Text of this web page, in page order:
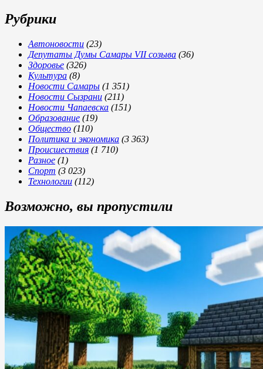
Рубрики
Автоновости (23)
Депутаты Думы Самары VII созыва (36)
Здоровье (326)
Культура (8)
Новости Самары (1 351)
Новости Сызрани (211)
Новости Чапаевска (151)
Образование (19)
Общество (110)
Политика и экономика (3 363)
Происшествия (1 710)
Разное (1)
Спорт (3 023)
Технологии (112)
Возможно, вы пропустили